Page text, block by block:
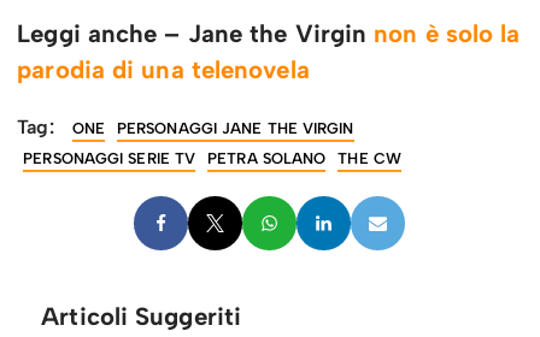
Leggi anche – Jane the Virgin non è solo la
parodia di una telenovela
Tag: ONE
PERSONAGGI JANE THE VIRGIN
PERSONAGGI SERIE TV
PETRA SOLANO THE CW
Articoli Suggeriti